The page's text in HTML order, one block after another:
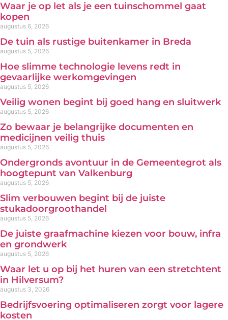
Waar je op let als je een tuinschommel gaat
kopen
augustus 6, 2026
De tuin als rustige buitenkamer in Breda
augustus 5, 2026
Hoe slimme technologie levens redt in
gevaarlijke werkomgevingen
augustus 5, 2026
Veilig wonen begint bij goed hang en sluitwerk
augustus 5, 2026
Zo bewaar je belangrijke documenten en
medicijnen veilig thuis
augustus 5, 2026
Ondergronds avontuur in de Gemeentegrot als
hoogtepunt van Valkenburg
augustus 5, 2026
Slim verbouwen begint bij de juiste
stukadoorgroothandel
augustus 5, 2026
De juiste graafmachine kiezen voor bouw, infra
en grondwerk
augustus 5, 2026
Waar let u op bij het huren van een stretchtent
in Hilversum?
augustus 3, 2026
Bedrijfsvoering optimaliseren zorgt voor lagere
kosten